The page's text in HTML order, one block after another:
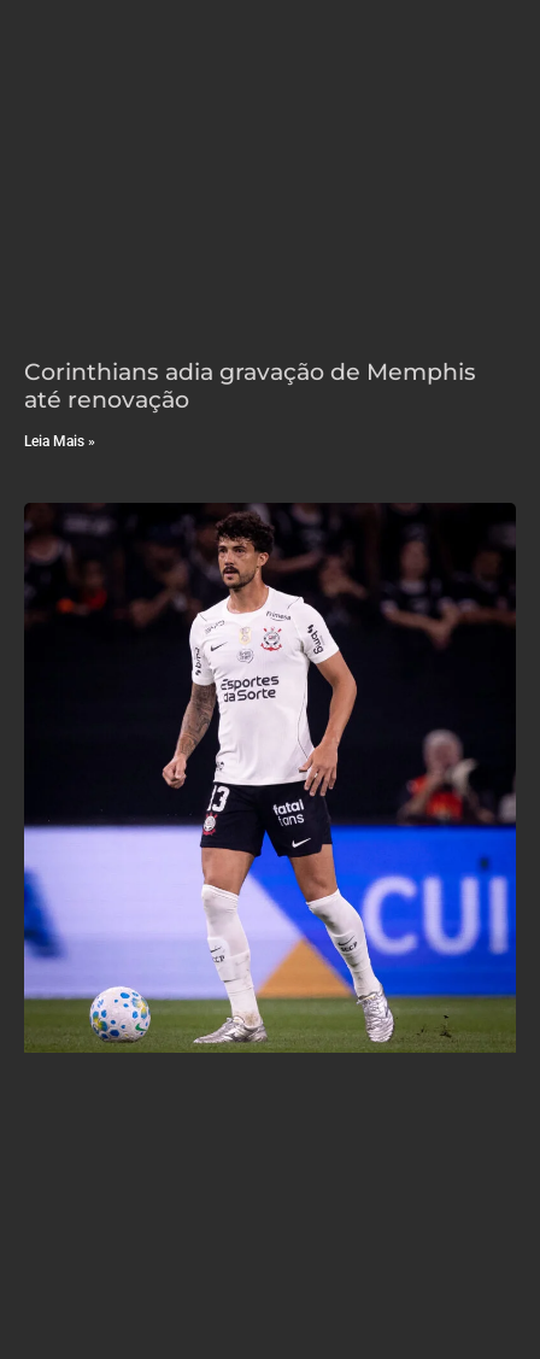
Corinthians adia gravação de Memphis
até renovação
Leia Mais »